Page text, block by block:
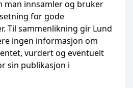
man innsamler og bruker
for gode
Til sammenlikning gir Lund
ingen informasjon om
vurdert og eventuelt
sin publikasjon i